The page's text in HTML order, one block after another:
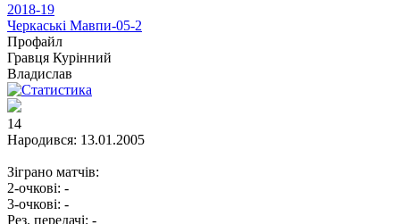
2018-19
Черкаські Мавпи-05-2
Профайл
Гравця Курінний
Владислав
14
Народився: 13.01.2005
Зіграно матчів:
2-очкові: -
3-очкові: -
Рез. передачі: -